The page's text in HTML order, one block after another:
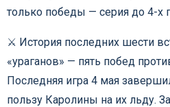
только победы — серия до 4-х
⚔️ История последних шести
«ураганов» — пять побед
Последняя игра 4 мая
пользу Каролины на их льду.